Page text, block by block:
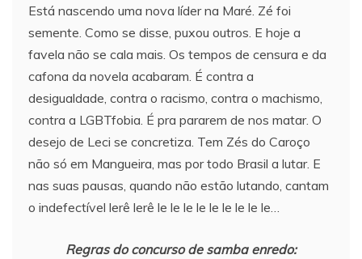
Está nascendo uma nova líder na Maré. Zé foi
semente. Como se disse, puxou outros. E hoje a
favela não se cala mais. Os tempos de censura e da
cafona da novela acabaram. É contra a
desigualdade, contra o racismo, contra o machismo,
contra a LGBTfobia. É pra pararem de nos matar. O
desejo de Leci se concretiza. Tem Zés do Caroço
não só em Mangueira, mas por todo Brasil a lutar. E
nas suas pausas, quando não estão lutando, cantam
o indefectível lerê lerê le le le le le le le le le…
Regras do concurso de samba enredo: